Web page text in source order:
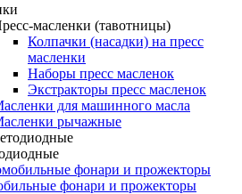
масленки (тавотницы)
Колпачки (насадки) на пресс
масленки
Наборы пресс масленок
Экстракторы пресс масленок
для машинного масла
рычажные
фонари и прожекторы